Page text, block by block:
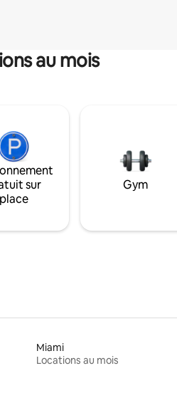
au mois
sur
place
Gym
Miami
Locations au mois